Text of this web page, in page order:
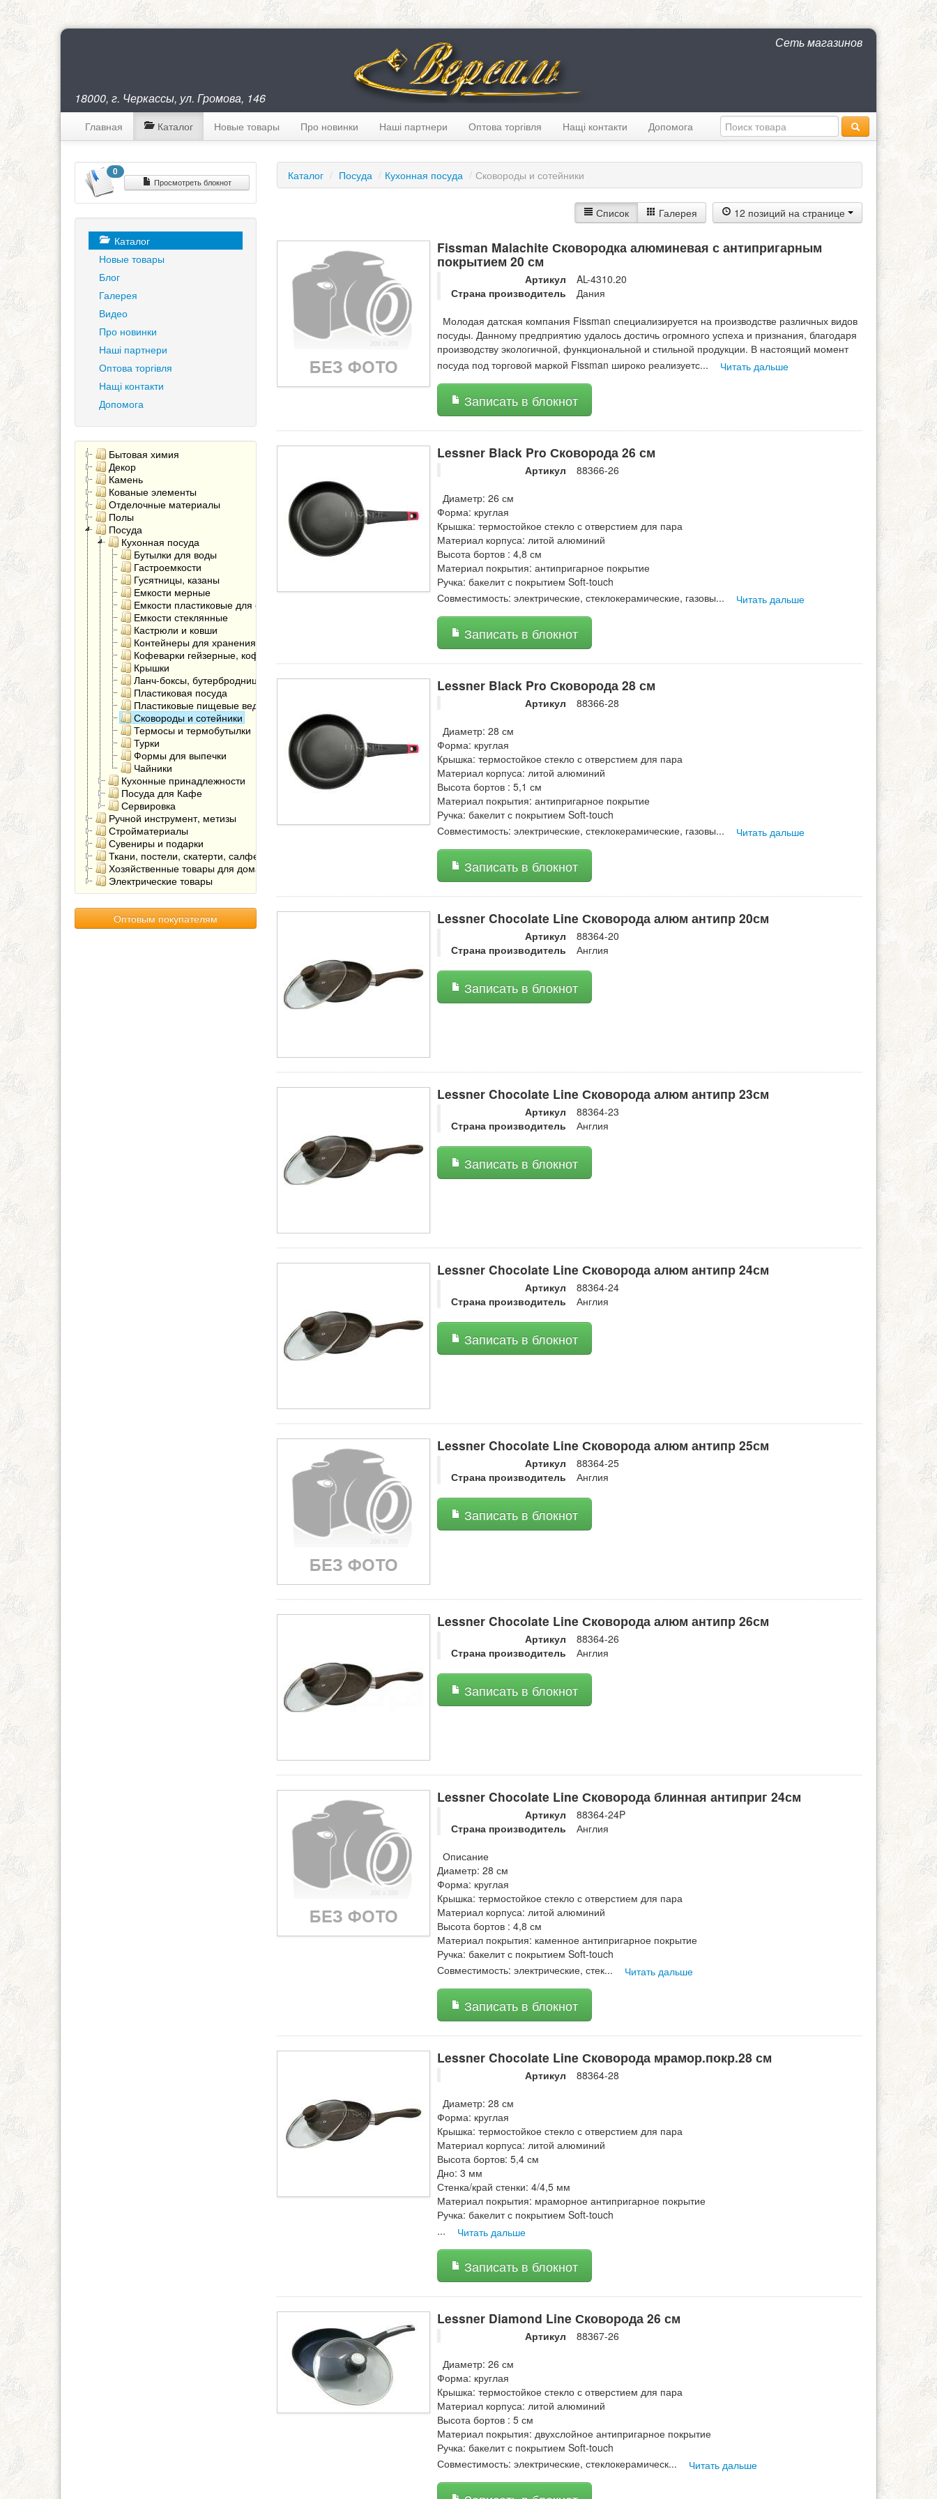
Сеть магазинов
18000, г. Черкассы, ул. Громова, 146
Главная Каталог Новые товары Про новинки Наші партнери Оптова торгівля Нащі контакти Допомога
0
Просмотреть блокнот
Каталог
Новые товары
Блог
Галерея
Видео
Про новинки
Наші партнери
Оптова торгівля
Нащі контакти
Допомога
Бытовая химия
Декор
Камень
Кованые элементы
Отделочные материалы
Полы
Посуда
Кухонная посуда
Бутылки для воды
Гастроемкости
Гусятницы, казаны
Емкости мерные
Емкости пластиковые для сыпучих
Емкости стеклянные
Кастрюли и ковши
Контейнеры для хранения продуктов
Кофеварки гейзерные, кофемолки
Крышки
Ланч-боксы, бутербродницы
Пластиковая посуда
Пластиковые пищевые ведра
Сковороды и сотейники
Термосы и термобутылки
Турки
Формы для выпечки
Чайники
Кухонные принадлежности
Посуда для Кафе
Сервировка
Ручной инструмент, метизы
Стройматериалы
Сувениры и подарки
Ткани, постели, скатерти, салфетки
Хозяйственные товары для дома
Электрические товары
Оптовым покупателям
Каталог / Посуда / Кухонная посуда / Сковороды и сотейники
Список Галерея 12 позиций на странице
Fissman Malachite Сковородка алюминевая с антипригарным
покрытием 20 см
Артикул
AL-4310.20
Страна производитель
Дания
Молодая датская компания Fissman специализируется на производстве различных видов
посуды. Данному предприятию удалось достичь огромного успеха и признания, благодаря
производству экологичной, функциональной и стильной продукции. В настоящий момент
посуда под торговой маркой Fissman широко реализуетс... Читать дальше
Записать в блокнот
Lessner Black Pro Сковорода 26 см
Артикул
88366-26
Диаметр: 26 см
Форма: круглая
Крышка: термостойкое стекло с отверстием для пара
Материал корпуса: литой алюминий
Высота бортов : 4,8 см
Материал покрытия: антипригарное покрытие
Ручка: бакелит с покрытием Soft-touch
Совместимость: электрические, стеклокерамические, газовы... Читать дальше
Записать в блокнот
Lessner Black Pro Сковорода 28 см
Артикул
88366-28
Диаметр: 28 см
Форма: круглая
Крышка: термостойкое стекло с отверстием для пара
Материал корпуса: литой алюминий
Высота бортов : 5,1 см
Материал покрытия: антипригарное покрытие
Ручка: бакелит с покрытием Soft-touch
Совместимость: электрические, стеклокерамические, газовы... Читать дальше
Записать в блокнот
Lessner Chocolate Line Сковорода алюм антипр 20см
Артикул
88364-20
Страна производитель
Англия
Записать в блокнот
Lessner Chocolate Line Сковорода алюм антипр 23см
Артикул
88364-23
Страна производитель
Англия
Записать в блокнот
Lessner Chocolate Line Сковорода алюм антипр 24см
Артикул
88364-24
Страна производитель
Англия
Записать в блокнот
Lessner Chocolate Line Сковорода алюм антипр 25см
Артикул
88364-25
Страна производитель
Англия
Записать в блокнот
Lessner Chocolate Line Сковорода алюм антипр 26см
Артикул
88364-26
Страна производитель
Англия
Записать в блокнот
Lessner Chocolate Line Сковорода блинная антиприг 24см
Артикул
88364-24P
Страна производитель
Англия
Описание
Диаметр: 28 см
Форма: круглая
Крышка: термостойкое стекло с отверстием для пара
Материал корпуса: литой алюминий
Высота бортов : 4,8 см
Материал покрытия: каменное антипригарное покрытие
Ручка: бакелит с покрытием Soft-touch
Совместимость: электрические, стек... Читать дальше
Записать в блокнот
Lessner Chocolate Line Сковорода мрамор.покр.28 см
Артикул
88364-28
Диаметр: 28 см
Форма: круглая
Крышка: термостойкое стекло с отверстием для пара
Материал корпуса: литой алюминий
Высота бортов: 5,4 см
Дно: 3 мм
Стенка/край стенки: 4/4,5 мм
Материал покрытия: мраморное антипригарное покрытие
Ручка: бакелит с покрытием Soft-touch
...
Читать дальше
Записать в блокнот
Lessner Diamond Line Сковорода 26 см
Артикул
88367-26
Диаметр: 26 см
Форма: круглая
Крышка: термостойкое стекло с отверстием для пара
Материал корпуса: литой алюминий
Высота бортов : 5 см
Материал покрытия: двухслойное антипригарное покрытие
Ручка: бакелит с покрытием Soft-touch
Совместимость: электрические, стеклокерамическ... Читать дальше